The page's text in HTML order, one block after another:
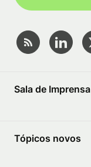
Sala de Imprensa
Tópicos novos